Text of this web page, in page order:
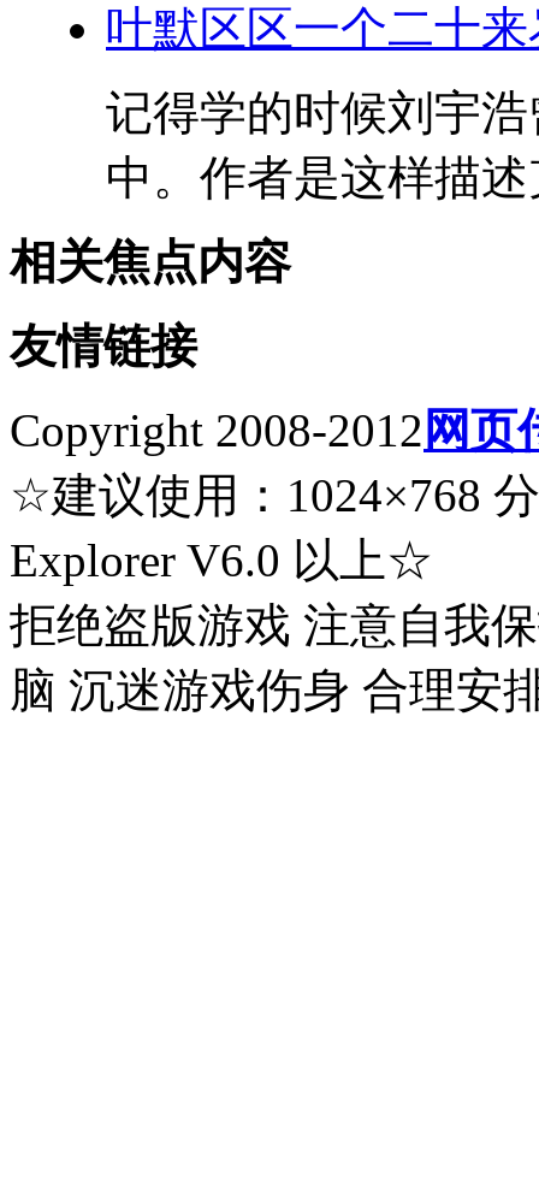
叶默区区一个二十
记得学的时候刘宇
中。作者是这样描
相关焦点内容
友情链接
Copyright 2008-2012 网页
☆建议使用：1024×768
Explorer V6.0 以上☆
拒绝盗版游戏 注意自我
脑 沉迷游戏伤身 合理安